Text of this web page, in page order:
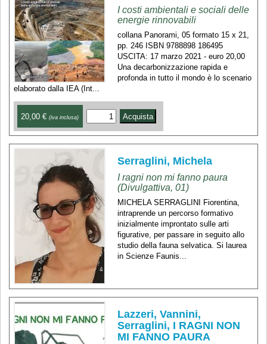
I costi ambientali e sociali delle
energie rinnovabili
collana Panorami, 05 formato 15 x 21,
pp. 246 ISBN 9788898 186495
USCITA: 17 marzo 2021 - euro 20,00
Una decarbonizzazione rapida e
profonda in tutto il mondo è lo scenario
elaborato dalla IEA (Int...
20,00 € (iva inclusa)
Serraglini, Michela
I ragni non mi fanno paura
(Divulgattiva, 01)
MICHELA SERRAGLINI Fiorentina,
intraprende un percorso formativo
inizialmente improntato sulle arti
figurative, per passare in seguito allo
studio della fauna selvatica. Si laurea
in Scienze Faunis...
Lazzeri, Vannini,
Serraglini, I RAGNI NON
MI FANNO PAURA